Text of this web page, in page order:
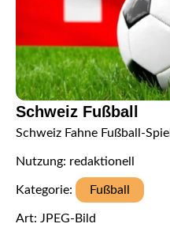
Schweiz Fußball
Schweiz Fahne Fußball-Spiel
Nutzung: redaktionell
Kategorie: Fußball
Art: JPEG-Bild